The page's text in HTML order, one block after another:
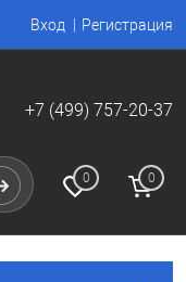
Вход Регистрация
+7 (499) 757-20-37
0 0